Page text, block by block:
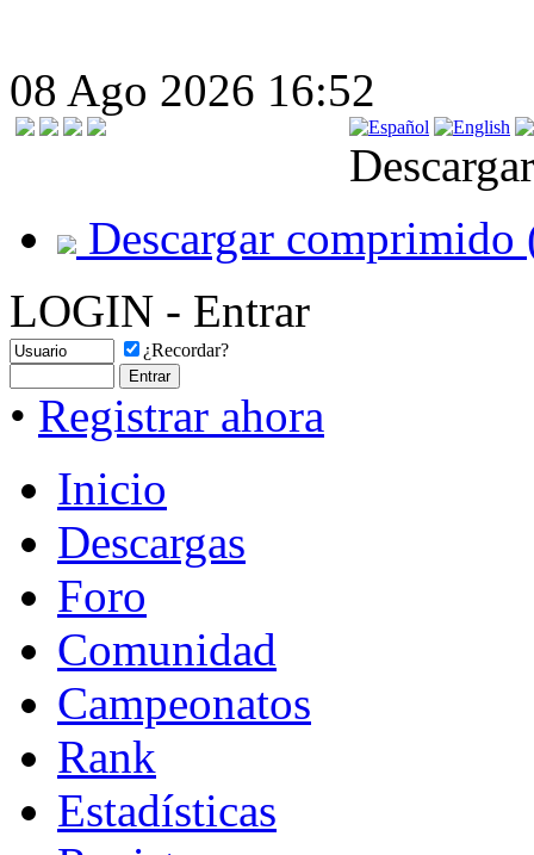
08 Ago 2026 16:52
Descargar comprimido
LOGIN - Entrar
¿Recordar?
• Registrar ahora
Inicio
Descargas
Foro
Comunidad
Campeonatos
Rank
Estadísticas